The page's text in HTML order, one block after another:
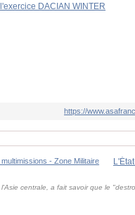
DACIAN WINTER
https://
centrale, a fait savoir que le